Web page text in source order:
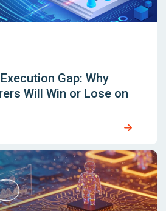
Gap: Why
Will Win or Lose on